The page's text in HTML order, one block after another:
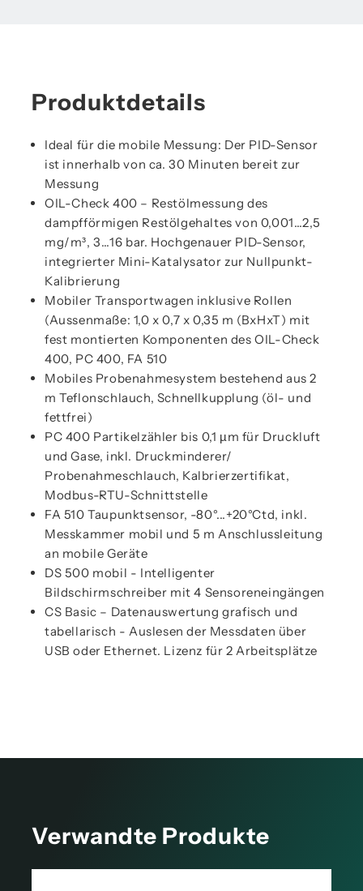
Produktdetails
Ideal für die mobile Messung: Der PID-Sensor
ist innerhalb von ca. 30 Minuten bereit zur
Messung
OIL-Check 400 – Restölmessung des
dampfförmigen Restölgehaltes von 0,001…2,5
mg/m³, 3…16 bar. Hochgenauer PID-Sensor,
integrierter Mini-Katalysator zur Nullpunkt-
Kalibrierung
Mobiler Transportwagen inklusive Rollen
(Aussenmaße: 1,0 x 0,7 x 0,35 m (BxHxT) mit
fest montierten Komponenten des OIL-Check
400, PC 400, FA 510
Mobiles Probenahmesystem bestehend aus 2
m Teflonschlauch, Schnellkupplung (öl- und
fettfrei)
PC 400 Partikelzähler bis 0,1 µm für Druckluft
und Gase, inkl. Druckminderer/
Probenahmeschlauch, Kalbrierzertifikat,
Modbus-RTU-Schnittstelle
FA 510 Taupunktsensor, -80°...+20°Ctd, inkl.
Messkammer mobil und 5 m Anschlussleitung
an mobile Geräte
DS 500 mobil - Intelligenter
Bildschirmschreiber mit 4 Sensoreneingängen
CS Basic – Datenauswertung grafisch und
tabellarisch - Auslesen der Messdaten über
USB oder Ethernet. Lizenz für 2 Arbeitsplätze
Verwandte Produkte